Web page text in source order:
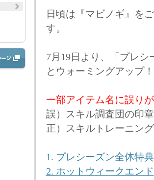
日頃は『マビノギ』を
す。
7月19日より、「プレ
とウォーミングアップ
一部アイテム名に誤り
誤）スキル調査団の印章
正）スキルトレーニン
1. プレシーズン全体特典
2. ホットウィークエンド